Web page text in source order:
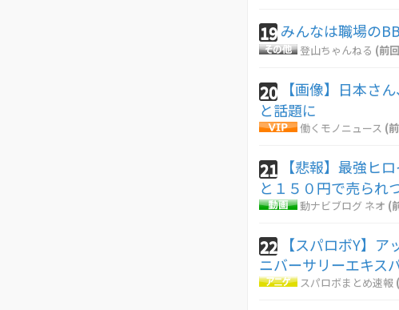
19 みんなは職場の
登山ちゃんねる (前
20
【画像】日本さ
と話題に
働くモノニュース (
21
【悲報】最強ヒ
と１５０円で売られ
動ナビブログ ネオ (
22
【スパロボY】
ニバーサリーエキス
スパロボまとめ速報